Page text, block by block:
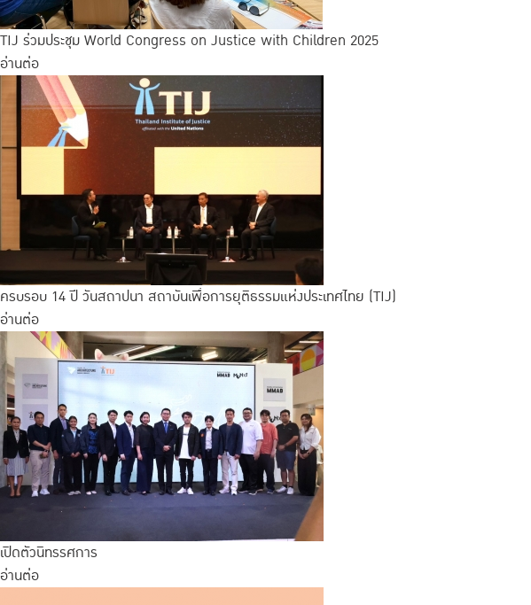
TIJ ร่วมประชุม World Congress on Justice with Children 2025
อ่านต่อ
ครบรอบ 14 ปี วันสถาปนา สถาบันเพื่อการยุติธรรมแห่งประเทศไทย (TIJ)
อ่านต่อ
เปิดตัวนิทรรศการ
อ่านต่อ